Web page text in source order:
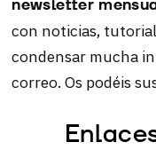
newsletter
con noticias,
condensar mucha
correo. Os podéis